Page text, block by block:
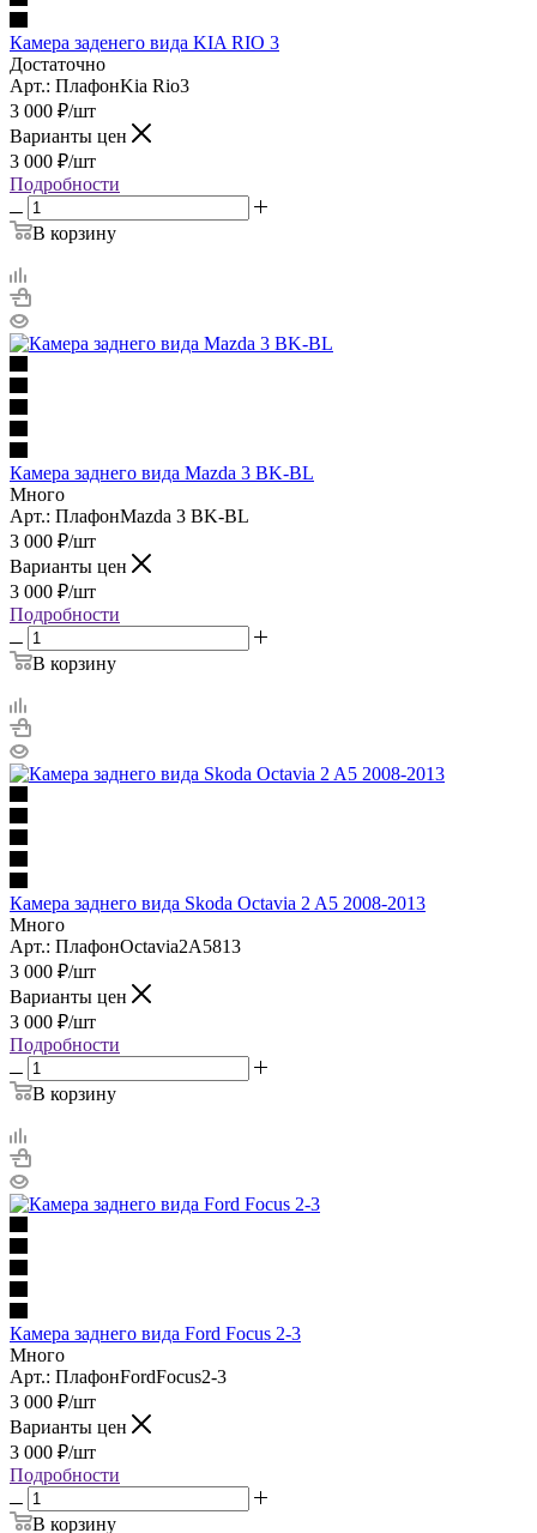
Камера заденего вида KIA RIO 3
Достаточно
Арт.: ПлафонKia Rio3
3 000 ₽/шт
Варианты цен
3 000 ₽/шт
Подробности
В корзину
Камера заднего вида Mazda 3 BK-BL
Много
Арт.: ПлафонMazda 3 BK-BL
3 000 ₽/шт
Варианты цен
3 000 ₽/шт
Подробности
В корзину
Камера заднего вида Skoda Octavia 2 A5 2008-2013
Много
Арт.: ПлафонOctavia2A5813
3 000 ₽/шт
Варианты цен
3 000 ₽/шт
Подробности
В корзину
Камера заднего вида Ford Focus 2-3
Много
Арт.: ПлафонFordFocus2-3
3 000 ₽/шт
Варианты цен
3 000 ₽/шт
Подробности
В корзину